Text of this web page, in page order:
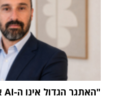
"האתגר הגדול אינו ה-AI אלא הטמעתה בארגון"